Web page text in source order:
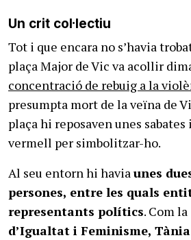
Un crit col·lectiu
Tot i que encara no s’havia
plaça Major de Vic va acollir
concentració de rebuig a la
presumpta mort de la veïna de
plaça hi reposaven unes
vermell per simbolitzar-ho.
Al seu entorn hi haviaunes
persones, entre les quals
representants polítics. Com la
d’Igualtat i Feminisme, Tània